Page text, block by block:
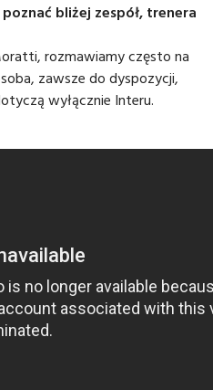
bliżej zespół, trenera
rozmawiamy często na
zawsze do dyspozycji,
wyłącznie Interu.